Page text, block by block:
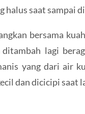
halus saat sampai
bersama
lagi
yang dari air
dan dicicipi saat